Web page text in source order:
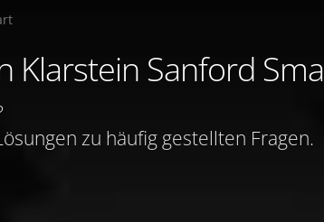
Klarstein Sanford
zu häufig gestellten Fragen.